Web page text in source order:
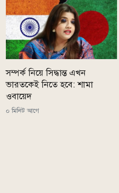
সম্পর্ক নিয়ে সিদ্ধান্ত এখন
ভারতকেই নিতে হবে: শামা
ওবায়েদ
০ মিনিট আগে